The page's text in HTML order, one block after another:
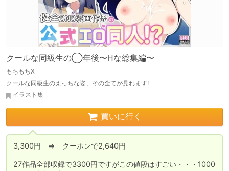
クールな同級生の◯年後〜Hな総集編〜
もちもちX
クールな同級生のえっちな姿、その全てが見れます!
イラスト集
買いに行く
3,300円　⇒　クーポンで2,640円
27作品全部収録で3300円ですがこの値段はすごい・・・1000